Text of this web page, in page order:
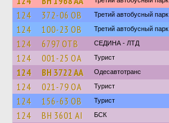
124 372-06 ОВ Третий автобусный парк
124 100-23 ОВ Третий автобусный парк
124 6797 ОТВ СЕДИНА - ЛТД
124 001-25 ОА Турист
124 BH 3722 AA Одесавтотранс
124 021-79 ОА Турист
124 156-63 ОВ Турист
124 BH 3601 AI БСК